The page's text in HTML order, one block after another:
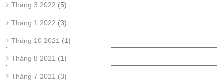
Tháng 3 2022 (5)
Tháng 1 2022 (3)
Tháng 10 2021 (1)
Tháng 8 2021 (1)
Tháng 7 2021 (3)